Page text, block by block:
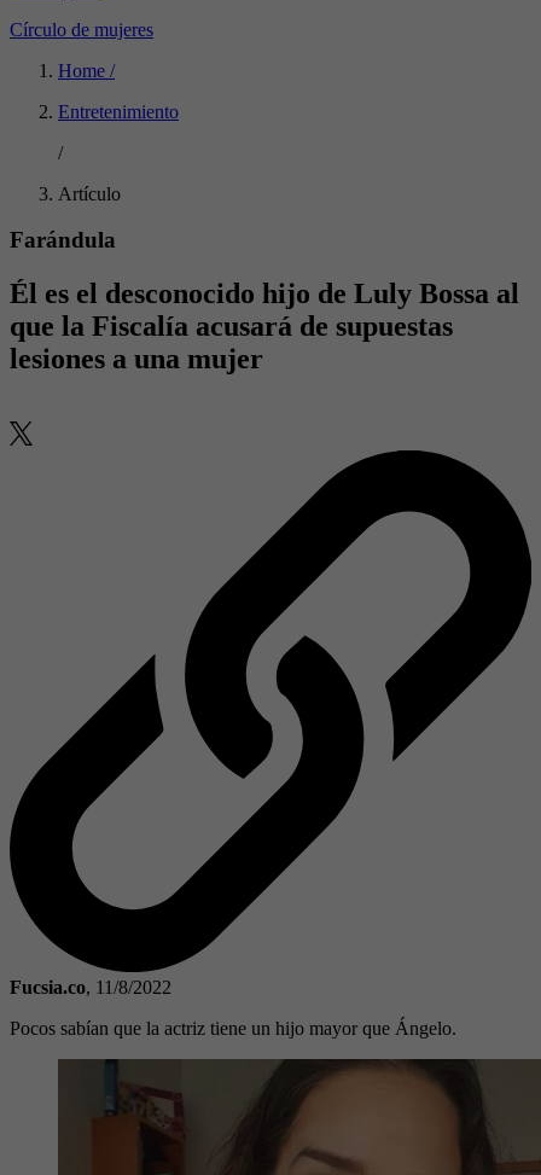
Círculo de mujeres
Home /
Entretenimiento
/
Artículo
Farándula
Él es el desconocido hijo de Luly Bossa al
que la Fiscalía acusará de supuestas
lesiones a una mujer
Fucsia.co, 11/8/2022
Pocos sabían que la actriz tiene un hijo mayor que Ángelo.